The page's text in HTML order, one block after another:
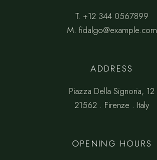
T. +12 344 0567899
M. fidalgo@example.com
ADDRESS
Piazza Della Signoria, 12
21562 . Firenze . Italy
OPENING HOURS